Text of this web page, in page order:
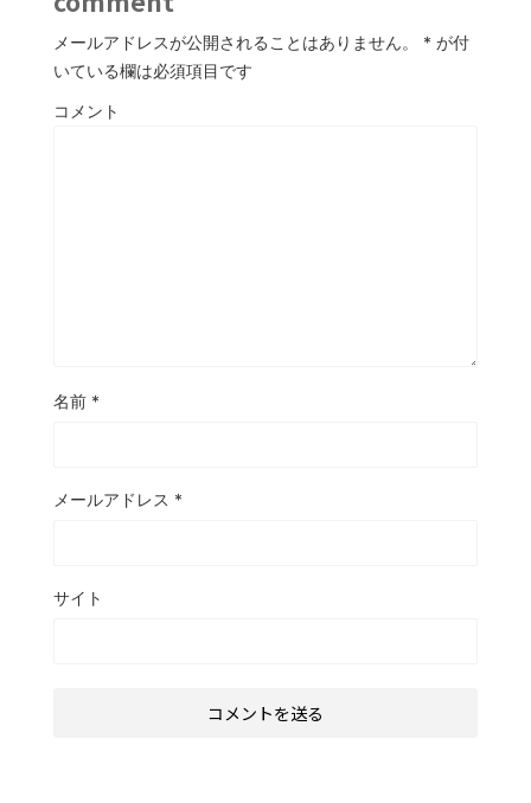
メールアドレスが公開されることはありません。 * が付
いている欄は必須項目です
コメント
名前 *
メールアドレス *
サイト